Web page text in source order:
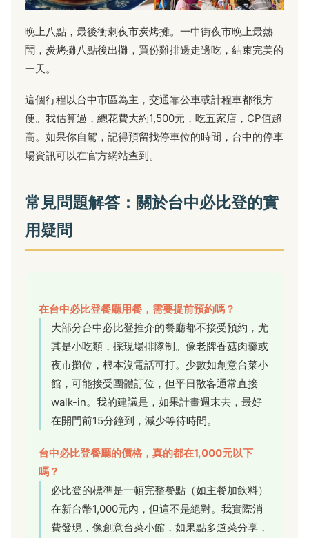
晚上八點，最後衝刺夜市炭烤攤。一中街夜市晚上最熱
鬧，炭烤攤八點後出攤，買份雞排邊走邊吃，結束完美的
一天。
這個行程以台中市區為主，交通靠公車或計程車都很方
便。我估算過，總花費大約1,500元，吃五家店，CP值超
高。如果你自駕，記得預留找停車位的時間，台中的停車
場資訊可以在官方網站查到。
常見問題解答：關於台中必比登的實
用疑問
在台中必比登餐廳用餐，需要提前預約嗎？
大部分台中必比登推介的餐廳都不接受預約，尤
其是小吃類，採現場排隊制。像老牌香菇肉羹或
夜市攤位，根本沒電話可打。少數如創意台菜小
館，可能接受團體訂位，但平日散客通常直接
walk-in。我的建議是，如果計畫週末去，最好
在開門前15分鐘到，減少等待時間。
台中必比登餐廳的價格，真的都在1,000元以下
嗎？
必比登的標準是一頓完整餐點（如主餐加飲料）
在新台幣1,000元內，但這不是絕對。我實際消
費發現，像創意台菜小館，如果點多道菜分享，